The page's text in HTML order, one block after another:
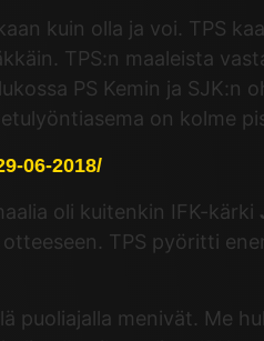
kuin olla ja voi. TPS
TPS:n maaleista
PS Kemin ja SJK:n
on kolme
06-2018/
oli kuitenkin IFK-kärki
TPS pyöritti
puoliajalla menivät. Me